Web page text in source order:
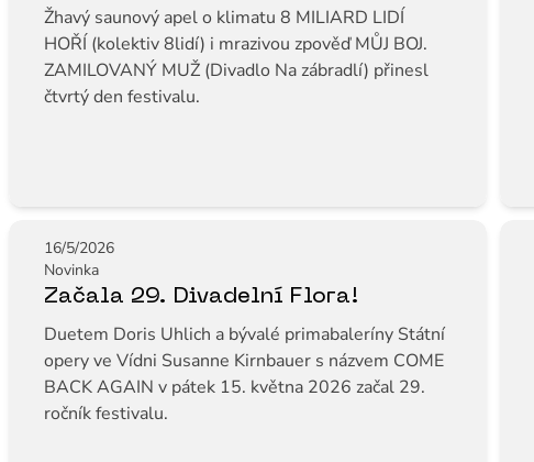
Žhavý saunový apel o klimatu 8 MILIARD LIDÍ
HOŘÍ (kolektiv 8lidí) i mrazivou zpověď MŮJ BOJ.
ZAMILOVANÝ MUŽ (Divadlo Na zábradlí) přinesl
čtvrtý den festivalu.
16/5/2026
Novinka
Začala 29. Divadelní Flora!
Duetem Doris Uhlich a bývalé primabaleríny Státní
opery ve Vídni Susanne Kirnbauer s názvem COME
BACK AGAIN v pátek 15. května 2026 začal 29.
ročník festivalu.